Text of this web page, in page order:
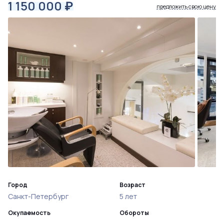
1 150 000 ₽ предложить свою цену
Город
Санкт-Петербург
Окупаемость
Возраст
5 лет
Обороты